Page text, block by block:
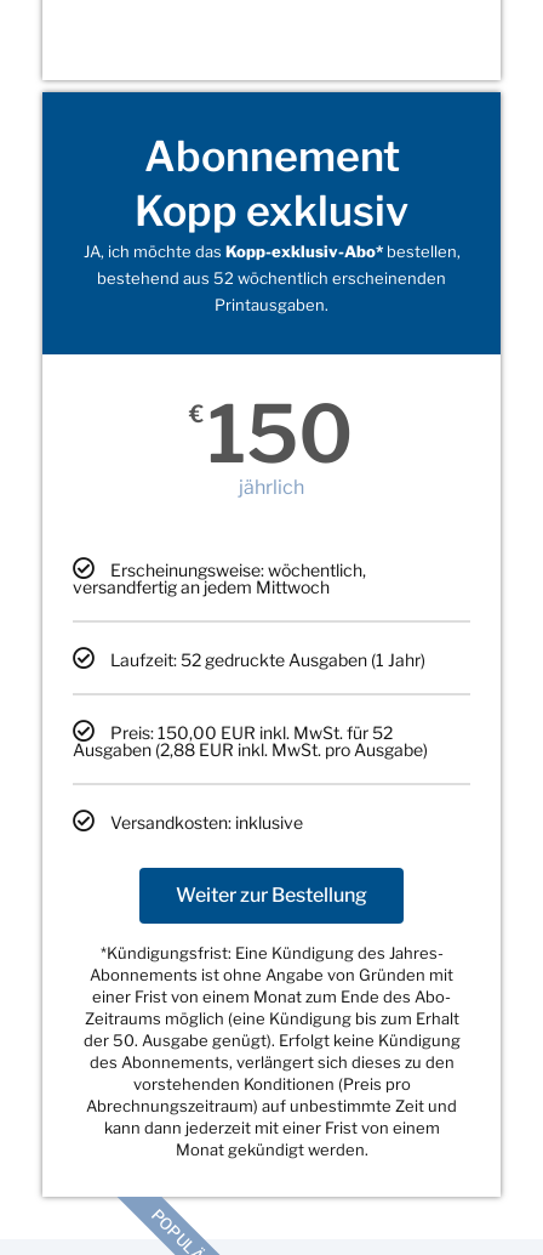
Abonnement
Kopp exklusiv
JA, ich möchte das Kopp-exklusiv-Abo*bestellen,
bestehend aus 52 wöchentlich erscheinenden
Printausgaben.
€ 150
jährlich
Erscheinungsweise: wöchentlich,
versandfertig an jedem Mittwoch
Laufzeit: 52 gedruckte Ausgaben (1 Jahr)
Preis: 150,00 EUR inkl. MwSt. für 52
Ausgaben (2,88 EUR inkl. MwSt. pro Ausgabe)
Versandkosten: inklusive
Weiter zur Bestellung
*Kündigungsfrist: Eine Kündigung des Jahres-
Abonnements ist ohne Angabe von Gründen mit
einer Frist von einem Monat zum Ende des Abo-
Zeitraums möglich (eine Kündigung bis zum Erhalt
der 50. Ausgabe genügt). Erfolgt keine Kündigung
des Abonnements, verlängert sich dieses zu den
vorstehenden Konditionen (Preis pro
Abrechnungszeitraum) auf unbestimmte Zeit und
kann dann jederzeit mit einer Frist von einem
Monat gekündigt werden.
POPULÄR